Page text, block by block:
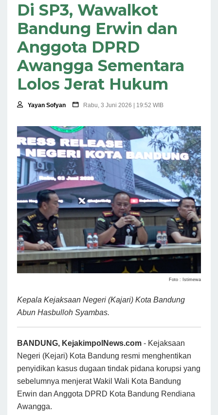
Di SP3, Wawalkot
Bandung Erwin dan
Anggota DPRD
Awangga Sementara
Lolos Jerat Hukum
Yayan Sofyan Rabu, 3 Juni 2026 | 19:52 WIB
Foto : Istimewa
Kepala Kejaksaan Negeri (Kajari) Kota Bandung
Abun Hasbulloh Syambas.
BANDUNG, KejakimpolNews.com - Kejaksaan
Negeri (Kejari) Kota Bandung resmi menghentikan
penyidikan kasus dugaan tindak pidana korupsi yang
sebelumnya menjerat Wakil Wali Kota Bandung
Erwin dan Anggota DPRD Kota Bandung Rendiana
Awangga.